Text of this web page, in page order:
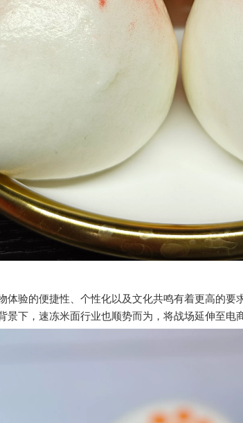
体验的便捷性、个性化以及文化共鸣有着更高的
下，速冻米面行业也顺势而为，将战场延伸至电